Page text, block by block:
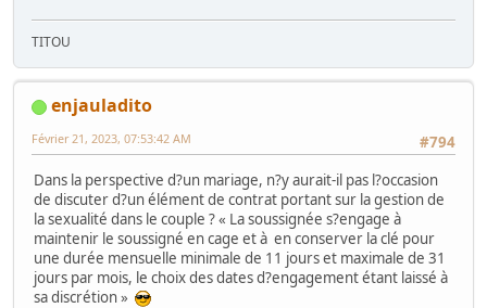
TITOU
enjauladito
#794
Février 21, 2023, 07:53:42 AM
Dans la perspective d?un mariage, n?y aurait-il pas l?occasion
de discuter d?un élément de contrat portant sur la gestion de
la sexualité dans le couple ? « La soussignée s?engage à
maintenir le soussigné en cage et à en conserver la clé pour
une durée mensuelle minimale de 11 jours et maximale de 31
jours par mois, le choix des dates d?engagement étant laissé à
sa discrétion »